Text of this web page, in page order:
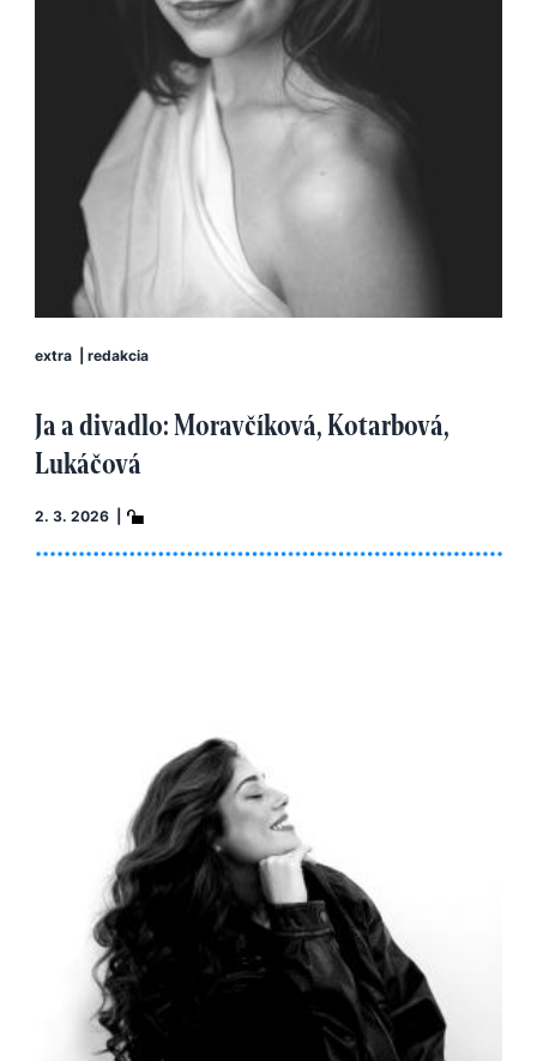
extra redakcia
Ja a divadlo: Moravčíková, Kotarbová,
Lukáčová
2. 3. 2026 |